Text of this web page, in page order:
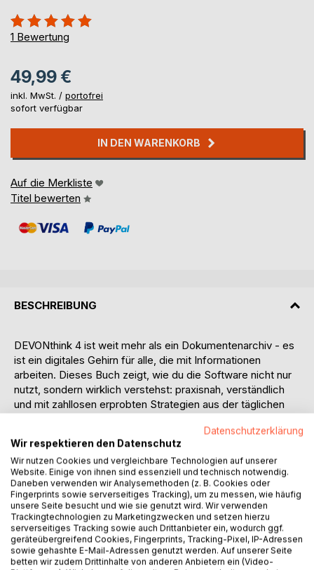
Bewertung::
100%
1 Bewertung
49,99 €
inkl. MwSt. / portofrei
sofort verfügbar
IN DEN WARENKORB
Auf die Merkliste
Titel bewerten
BESCHREIBUNG
DEVONthink 4 ist weit mehr als ein Dokumentenarchiv - es
ist ein digitales Gehirn für alle, die mit Informationen
arbeiten. Dieses Buch zeigt, wie du die Software nicht nur
nutzt, sondern wirklich verstehst: praxisnah, verständlich
und mit zahllosen erprobten Strategien aus der täglichen
Anstatt technische Funktionen bloss zu erklären, begleitet
dich dieses E-Book Schritt für Schritt durch den
intelligenten Umgang mit Wissen. Es zeigt, wie du Daten
logisch strukturierst, Themen verknüpfst, Versionen sicher
verwaltest und mit der integrierten KI Inhalte weiterdenkst.
Dabei geht es nicht um trockene Befehle, sondern um
sinnvolle Arbeitsweisen - für Studium, Beruf oder kreative
Projekte.
Datenschutzerklärung
Wir respektieren den Datenschutz
Wir nutzen Cookies und vergleichbare Technologien auf unserer
Website. Einige von ihnen sind essenziell und technisch notwendig.
Daneben verwenden wir Analysemethoden (z. B. Cookies oder
Fingerprints sowie serverseitiges Tracking), um zu messen, wie häufig
unsere Seite besucht und wie sie genutzt wird. Wir verwenden
Trackingtechnologien zu Marketingzwecken und setzen hierzu
serverseitiges Tracking sowie auch Drittanbieter ein, wodurch ggf.
geräteübergreifend Cookies, Fingerprints, Tracking-Pixel, IP-Adressen
sowie gehashte E-Mail-Adressen genutzt werden. Auf unserer Seite
betten wir zudem Drittinhalte von anderen Anbietern ein (Video-